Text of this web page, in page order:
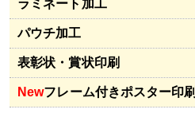
ラミネート加工
パウチ加工
表彰状・賞状印刷
Newフレーム付きポスター印刷